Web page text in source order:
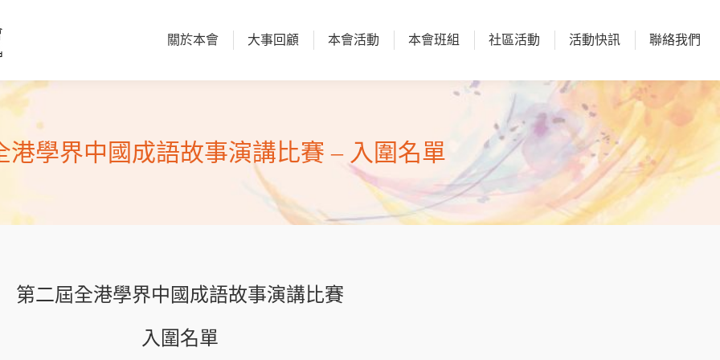
關於本會 大事回顧 本會活動 本會班組 社區活動 活動快訊 聯絡我們
港學界中國成語故事演講比賽 – 入圍名單
第二屆全港學界中國成語故事演講比賽
入圍名單
關於本會 大事回顧 本會活動 本會班組 社區活動 活動快訊 聯絡我們